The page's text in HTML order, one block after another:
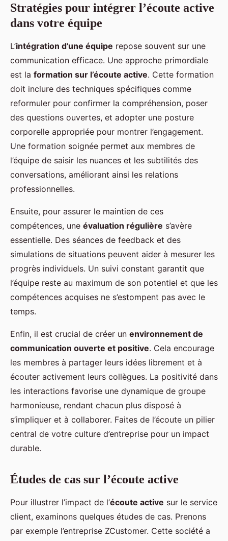
Stratégies pour intégrer l’écoute active
dans votre équipe
L’intégration d’une équipe repose souvent sur une
communication efficace. Une approche primordiale
est la formation sur l’écoute active. Cette formation
doit inclure des techniques spécifiques comme
reformuler pour confirmer la compréhension, poser
des questions ouvertes, et adopter une posture
corporelle appropriée pour montrer l’engagement.
Une formation soignée permet aux membres de
l’équipe de saisir les nuances et les subtilités des
conversations, améliorant ainsi les relations
professionnelles.
Ensuite, pour assurer le maintien de ces
compétences, une évaluation régulière s’avère
essentielle. Des séances de feedback et des
simulations de situations peuvent aider à mesurer les
progrès individuels. Un suivi constant garantit que
l’équipe reste au maximum de son potentiel et que les
compétences acquises ne s’estompent pas avec le
temps.
Enfin, il est crucial de créer un environnement de
communication ouverte et positive. Cela encourage
les membres à partager leurs idées librement et à
écouter activement leurs collègues. La positivité dans
les interactions favorise une dynamique de groupe
harmonieuse, rendant chacun plus disposé à
s’impliquer et à collaborer. Faites de l’écoute un pilier
central de votre culture d’entreprise pour un impact
durable.
Études de cas sur l’écoute active
Pour illustrer l’impact de l’écoute active sur le service
client, examinons quelques études de cas. Prenons
par exemple l’entreprise ZCustomer. Cette société a